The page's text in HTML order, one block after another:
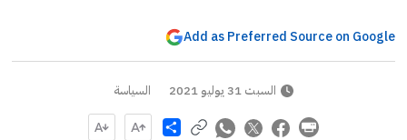
Add as Preferred Source on Google
السبت 31 يوليو 2021 السياسة
Share